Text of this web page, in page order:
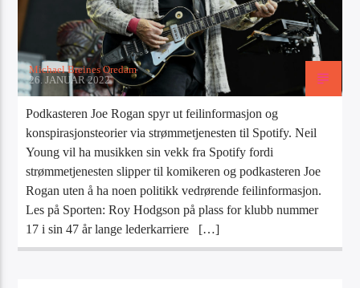
Michael Breines Oredam
26. JANUAR 2022
Podkasteren Joe Rogan spyr ut feilinformasjon og
konspirasjonsteorier via strømmetjenesten til Spotify. Neil
Young vil ha musikken sin vekk fra Spotify fordi
strømmetjenesten slipper til komikeren og podkasteren Joe
Rogan uten å ha noen politikk vedrørende feilinformasjon.
Les på Sporten: Roy Hodgson på plass for klubb nummer
17 i sin 47 år lange lederkarriere […]